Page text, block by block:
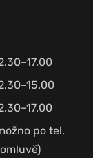
po tel.